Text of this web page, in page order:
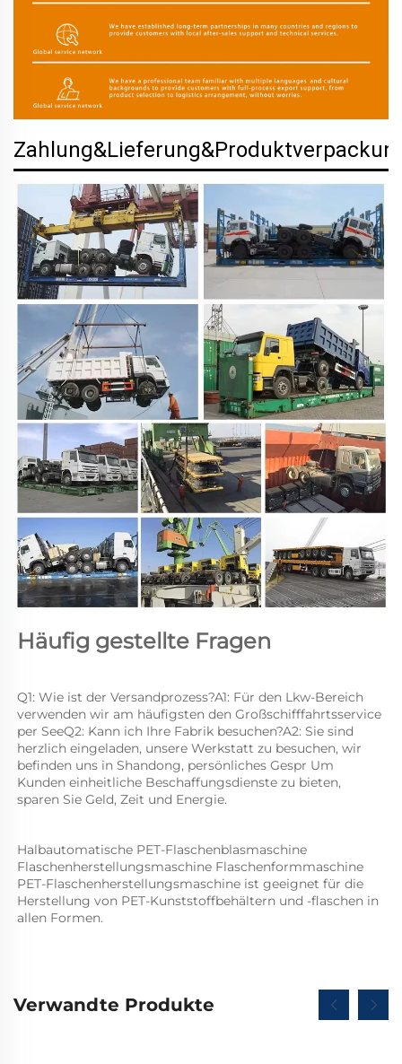
Häufig gestellte Fragen
Q1: Wie ist der Versandprozess?A1: Für den Lkw-Bereich
verwenden wir am häufigsten den Großschifffahrtsservice
per SeeQ2: Kann ich Ihre Fabrik besuchen?A2: Sie sind
herzlich eingeladen, unsere Werkstatt zu besuchen, wir
befinden uns in Shandong, persönliches Gespr Um
Kunden einheitliche Beschaffungsdienste zu bieten,
sparen Sie Geld, Zeit und Energie.
Halbautomatische PET-Flaschenblasmaschine
Flaschenherstellungsmaschine Flaschenformmaschine
PET-Flaschenherstellungsmaschine ist geeignet für die
Herstellung von PET-Kunststoffbehältern und -flaschen in
allen Formen.
Verwandte Produkte